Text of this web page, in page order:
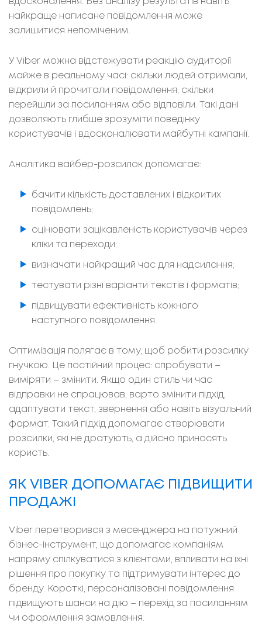
найкраще написане повідомлення може
залишитися непоміченим.
У Viber можна відстежувати реакцію аудиторії
майже в реальному часі: скільки людей отримали,
відкрили й прочитали повідомлення, скільки
перейшли за посиланням або відповіли. Такі дані
дозволяють глибше зрозуміти поведінку
користувачів і вдосконалювати майбутні кампанії.
Аналітика вайбер-розсилок допомагає:
бачити кількість доставлених і відкритих
повідомлень;
оцінювати зацікавленість користувачів через
кліки та переходи;
визначати найкращий час для надсилання;
тестувати різні варіанти текстів і форматів;
підвищувати ефективність кожного
наступного повідомлення.
Оптимізація полягає в тому, щоб робити розсилку
гнучкою. Це постійний процес: спробувати –
виміряти – змінити. Якщо один стиль чи час
відправки не спрацював, варто змінити підхід,
адаптувати текст, звернення або навіть візуальний
формат. Такий підхід допомагає створювати
розсилки, які не дратують, а дійсно приносять
користь.
ЯК VIBER ДОПОМАГАЄ ПІДВИЩИТИ
ПРОДАЖІ
Viber перетворився з месенджера на потужний
бізнес-інструмент, що допомагає компаніям
напряму спілкуватися з клієнтами, впливати на їхні
рішення про покупку та підтримувати інтерес до
бренду. Короткі, персоналізовані повідомлення
підвищують шанси на дію – перехід за посиланням
чи оформлення замовлення.